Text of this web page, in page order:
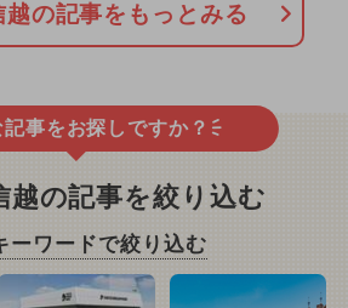
の記事をもっとみる
記事をお探しですか？
越の記事を絞り込む
ーワードで絞り込む